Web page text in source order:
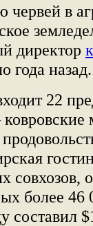
в
директор
года назад.
22
совхозов,
более 46
составил